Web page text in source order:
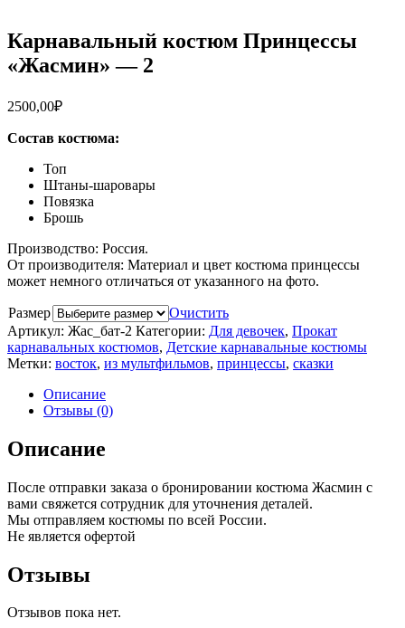
Карнавальный костюм Принцессы
«Жасмин» — 2
2500,00₽
Состав костюма:
Топ
Штаны-шаровары
Повязка
Брошь
Производство: Россия.
От производителя: Материал и цвет костюма принцессы
может немного отличаться от указанного на фото.
Размер
Очистить
Артикул: Жас_бат-2 Категории: Для девочек, Прокат
карнавальных костюмов, Детские карнавальные костюмы
Метки: восток, из мультфильмов, принцессы, сказки
Описание
Отзывы (0)
Описание
После отправки заказа о бронировании костюма Жасмин с
вами свяжется сотрудник для уточнения деталей.
Мы отправляем костюмы по всей России.
Не является офертой
Отзывы
Отзывов пока нет.